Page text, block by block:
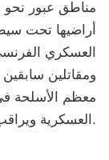
مناطق عبور نحو
أراضيها تحت
العسكري
ومقاتلين
معظم الأسلحة
العسكرية ويراقب الحدود.